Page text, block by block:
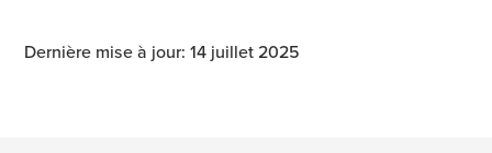
Dernière mise à jour: 14 juillet 2025